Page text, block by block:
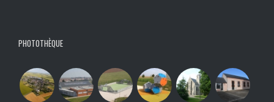
PHOTOTHÈQUE